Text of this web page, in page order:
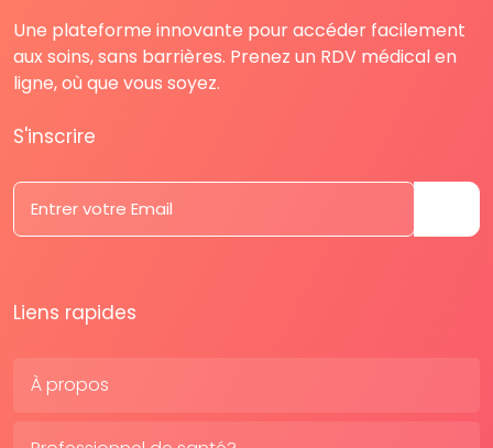
Une plateforme innovante pour accéder facilement
aux soins, sans barrières. Prenez un RDV médical en
ligne, où que vous soyez.
S'inscrire
Liens rapides
À propos